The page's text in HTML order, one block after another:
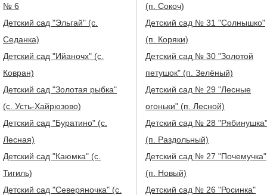
№ 6
Детский сад "Эльгай" (с.
Седанка)
Детский сад "Ийаночх" (с.
Ковран)
Детский сад "Золотая рыбка"
(с. Усть-Хайрюзово)
Детский сад "Буратино" (с.
Лесная)
Детский сад "Каюмка" (с.
Тигиль)
Детский сад "Северяночка" (с.
(п. Сокоч)
Детский сад № 31 "Солнышко"
(п. Коряки)
Детский сад № 30 "Золотой
петушок" (п. Зелёный)
Детский сад № 29 "Лесные
огоньки" (п. Лесной)
Детский сад № 28 "Рябинушка"
(п. Раздольный)
Детский сад № 27 "Почемучка"
(п. Новый)
Детский сад № 26 "Росинка"